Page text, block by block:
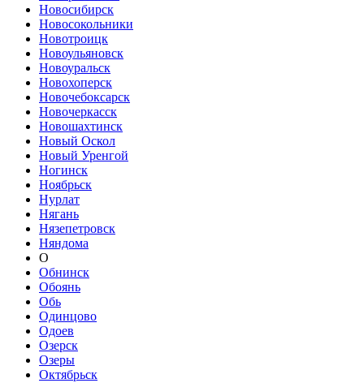
Новосибирск
Новосокольники
Новотроицк
Новоульяновск
Новоуральск
Новохоперск
Новочебоксарск
Новочеркасск
Новошахтинск
Новый Оскол
Новый Уренгой
Ногинск
Ноябрьск
Нурлат
Нягань
Нязепетровск
Няндома
О
Обнинск
Обоянь
Обь
Одинцово
Одоев
Озерск
Озеры
Октябрьск